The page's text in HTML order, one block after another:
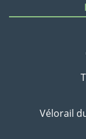
Vélorail